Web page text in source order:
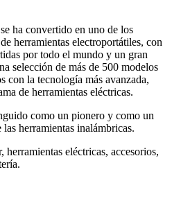
ha convertido en uno de los
herramientas electroportátiles, con
por todo el mundo y un gran
selección de más de 500 modelos
con la tecnología más avanzada,
de herramientas eléctricas.
como un pionero y como un
herramientas inalámbricas.
eléctricas, accesorios,